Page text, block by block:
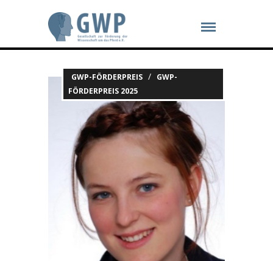
GWP-FÖRDERPREIS / GWP-
FÖRDERPREIS 2025